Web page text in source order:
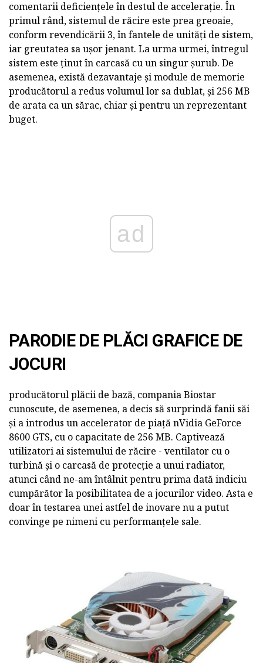
comentarii deficiențele în destul de accelerație. În
primul rând, sistemul de răcire este prea greoaie,
conform revendicării 3, în fantele de unități de sistem,
iar greutatea sa ușor jenant. La urma urmei, întregul
sistem este ținut în carcasă cu un singur șurub. De
asemenea, există dezavantaje și module de memorie
producătorul a redus volumul lor sa dublat, și 256 MB
de arata ca un sărac, chiar și pentru un reprezentant
buget.
ad
PARODIE DE PLĂCI GRAFICE DE
JOCURI
producătorul plăcii de bază, compania Biostar
cunoscute, de asemenea, a decis să surprindă fanii săi
și a introdus un accelerator de piață nVidia GeForce
8600 GTS, cu o capacitate de 256 MB. Captivează
utilizatori ai sistemului de răcire - ventilator cu o
turbină și o carcasă de protecție a unui radiator,
atunci când ne-am întâlnit pentru prima dată indiciu
cumpărător la posibilitatea de a jocurilor video. Asta e
doar în testarea unei astfel de inovare nu a putut
convinge pe nimeni cu performanțele sale.